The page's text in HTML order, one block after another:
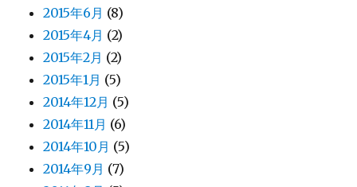
2015年6月 (8)
2015年4月 (2)
2015年2月 (2)
2015年1月 (5)
2014年12月 (5)
2014年11月 (6)
2014年10月 (5)
2014年9月 (7)